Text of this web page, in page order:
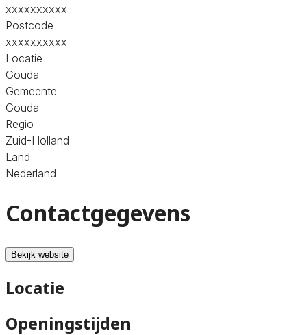
xxxxxxxxxx
Postcode
xxxxxxxxxx
Locatie
Gouda
Gemeente
Gouda
Regio
Zuid-Holland
Land
Nederland
Contactgegevens
Bekijk website
Locatie
Openingstijden